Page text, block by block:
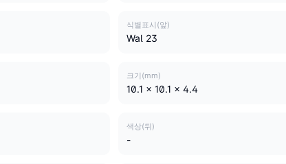
식별표시(앞)
Wal 23
크기(mm)
10.1 x 10.1 x 4.4
색상(뒤)
-